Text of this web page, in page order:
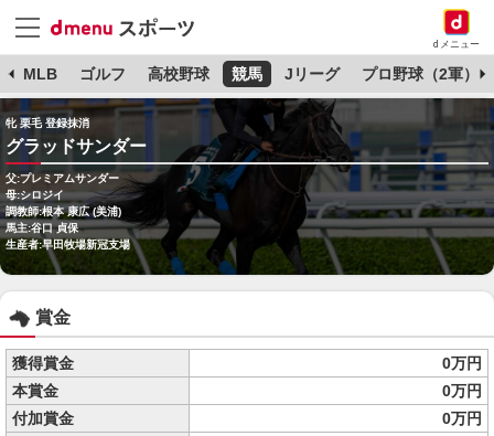
dメニュー
MLB ゴルフ 高校野球 競馬 Jリーグ プロ野球（2軍）
牝 栗毛 登録抹消
グラッドサンダー
父:プレミアムサンダー
母:シロジイ
調教師:根本 康広 (美浦)
馬主:谷口 貞保
生産者:早田牧場新冠支場
賞金
獲得賞金
0万円
本賞金
0万円
付加賞金
0万円